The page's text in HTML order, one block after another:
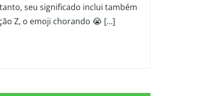
seu significado inclui também
Z, o emoji chorando 😭 […]